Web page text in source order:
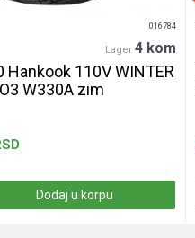
016784
Lager 4 kom
Hankook 110V WINTER
W330A zim
Dodaj u korpu